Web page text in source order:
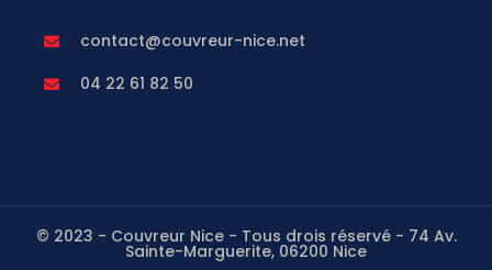
contact@couvreur-nice.net
04 22 61 82 50
© 2023 - Couvreur Nice - Tous drois réservé - 74 Av.
Sainte-Marguerite, 06200 Nice